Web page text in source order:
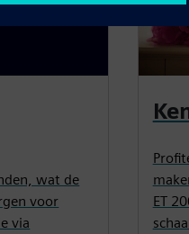
wat de
voor
via
ET